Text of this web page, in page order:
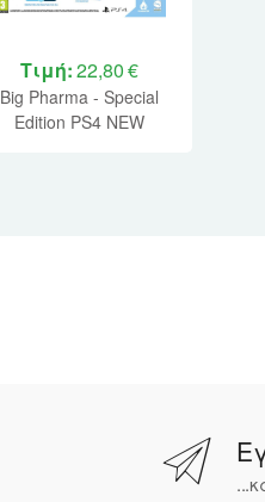
Τιμή:22,80 €
Big Pharma - Special
Edition PS4 NEW